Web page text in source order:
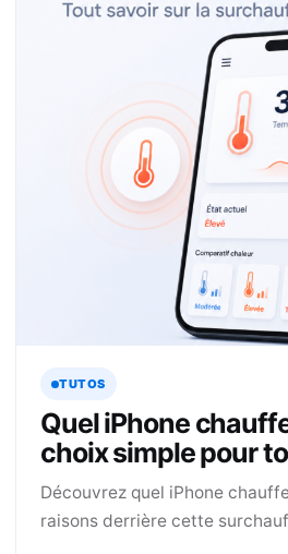
TUTOS
Quel iPhone
choix simple pour
Découvrez quel iPhone
raisons derrière cette